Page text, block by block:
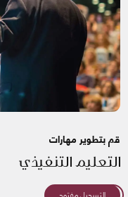
قم بتطوير مهارات
التعليم التنفيذي
التسجيل مفتوح